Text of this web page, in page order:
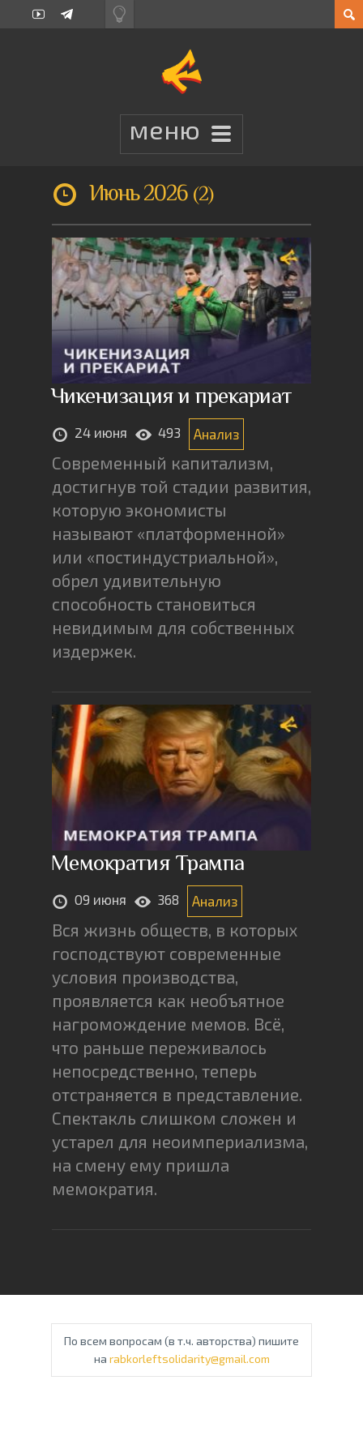
Июнь 2026 2
Чикенизация и прекариат
24 июня 493 Анализ
Современный капитализм,
достигнув той стадии развития,
которую экономисты
называют «платформенной»
или «постиндустриальной»,
обрел удивительную
способность становиться
невидимым для собственных
издержек.
Мемократия Трампа
09 июня 368 Анализ
Вся жизнь обществ, в которых
господствуют современные
условия производства,
проявляется как необъятное
нагромождение мемов. Всё,
что раньше переживалось
непосредственно, теперь
отстраняется в представление.
Спектакль слишком сложен и
устарел для неоимпериализма,
на смену ему пришла
мемократия.
По всем вопросам (в т.ч. авторства) пишите
на rabkorleftsolidarity@gmail.com